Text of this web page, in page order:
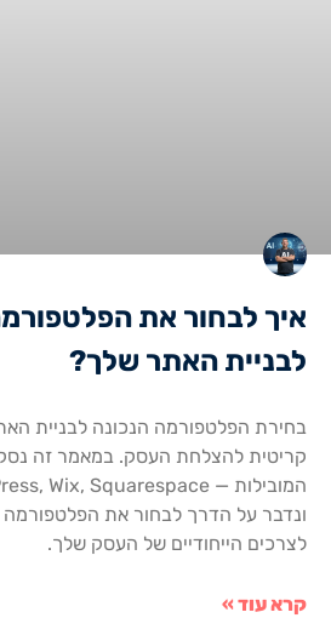
איך לבחור את
לבניית האתר שלך?
בחירת הפלטפורמה הנכונה לבניית
קריטית להצלחת העסק. במאמר זה
ונדבר על הדרך לבחור את
לצרכים הייחודיים של העסק שלך.
קרא עוד »